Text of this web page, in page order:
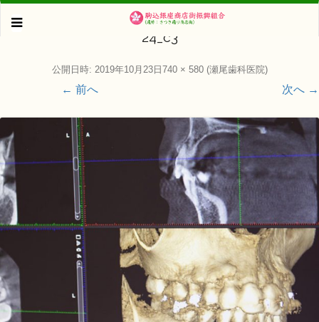
24_c3
公開日時: 2019年10月23日 740 × 580(瀬尾歯科医院)
← 前へ 次へ →